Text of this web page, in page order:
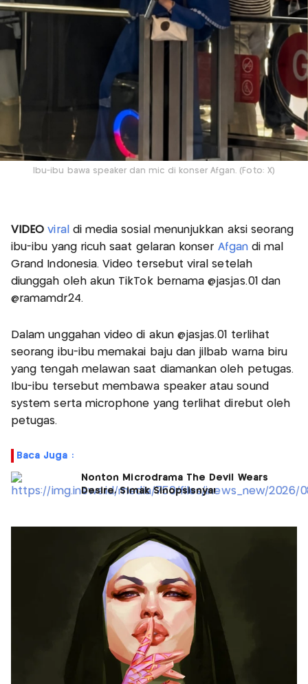
Ibu-ibu bawa speaker dan mic di konser Afgan. (Foto: X)
VIDEOviral di media sosial menunjukkan aksi seorang
ibu-ibu yang ricuh saat gelaran konser Afgandi mal
Grand Indonesia. Video tersebut viral setelah
diunggah oleh akun TikTok bernama @jasjas.01 dan
@ramamdr24.
Dalam unggahan video di akun @jasjas.01 terlihat
seorang ibu-ibu memakai baju dan jilbab warna biru
yang tengah melawan saat diamankan oleh petugas.
Ibu-ibu tersebut membawa speaker atau sound
system serta microphone yang terlihat direbut oleh
petugas.
Baca Juga :
Nonton Microdrama The Devil Wears
Desire, Simak Sinopsisnya!